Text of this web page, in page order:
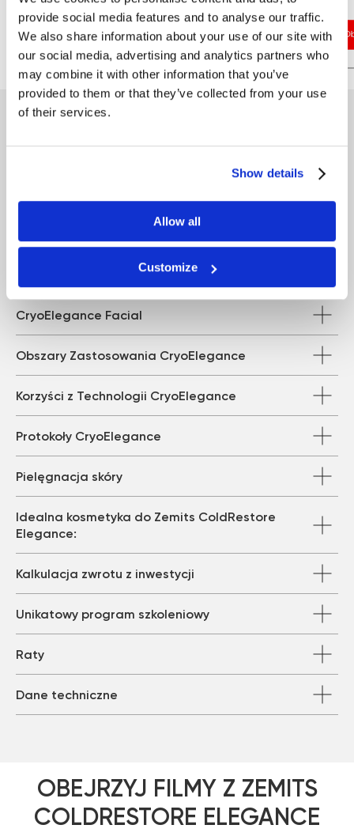
provide social media features and to analyse our traffic.
We also share information about your use of our site with
our social media, advertising and analytics partners who
may combine it with other information that you’ve
provided to them or that they’ve collected from your use
of their services.
Show details
Allow all
Customize
Dowiedz się więcej o Zemits
ColdRestore Elegance
CryoElegance Facial
Obszary Zastosowania CryoElegance
Korzyści z Technologii CryoElegance
Protokoły CryoElegance
Pielęgnacja skóry
Idealna kosmetyka do Zemits ColdRestore
Elegance:
Kalkulacja zwrotu z inwestycji
Unikatowy program szkoleniowy
Raty
Dane techniczne
OBEJRZYJ FILMY Z ZEMITS
COLDRESTORE ELEGANCE